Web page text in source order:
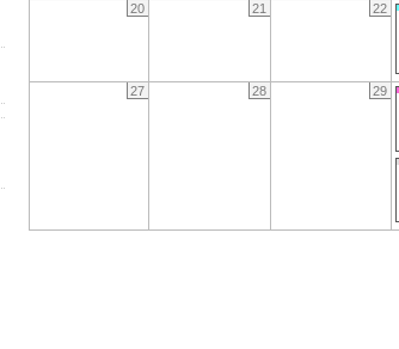
20 21 22
27 28 29